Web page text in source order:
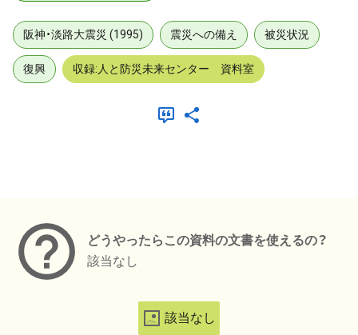
阪神・淡路大震災 (1995) 震災への備え 被災状況
復興 収録:人と防災未来センター 資料室
どうやったらこの資料の文書を使えるの？
該当なし
該当なし